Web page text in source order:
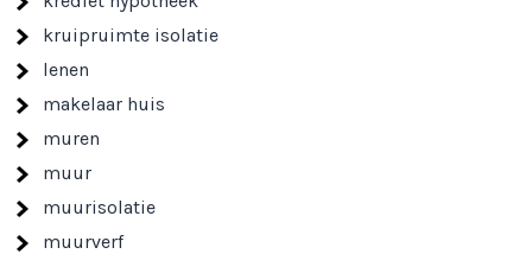
kruipruimte isolatie
lenen
makelaar huis
muren
muur
muurisolatie
muurverf